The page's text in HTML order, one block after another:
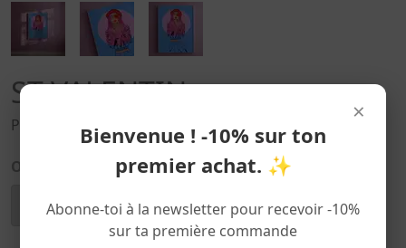
×
Bienvenue ! -10% sur ton
premier achat. ✨
Abonne-toi à la newsletter pour recevoir -10%
sur ta première commande
ST VALENTIN
POSTER
Options :